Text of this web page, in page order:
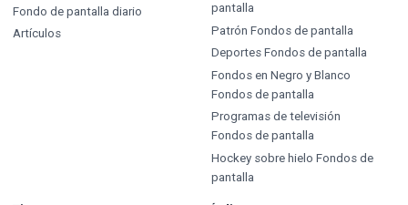
Fondo de pantalla diario
Artículos
pantalla
Patrón Fondos de pantalla
Deportes Fondos de pantalla
Fondos en Negro y Blanco
Fondos de pantalla
Programas de televisión
Fondos de pantalla
Hockey sobre hielo Fondos de
pantalla